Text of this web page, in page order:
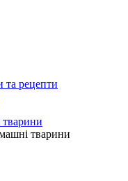
та рецепти
тварини
тварини